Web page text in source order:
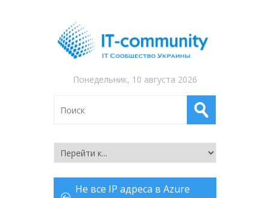
Понедельник, 10 августа 2026
Не все IP адреса в Azure